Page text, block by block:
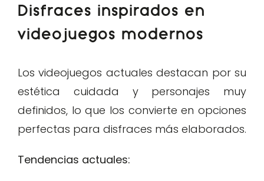
Disfraces inspirados en
videojuegos modernos
Los videojuegos actuales destacan por su
estética cuidada y personajes muy
definidos, lo que los convierte en opciones
perfectas para disfraces más elaborados.
Tendencias actuales: